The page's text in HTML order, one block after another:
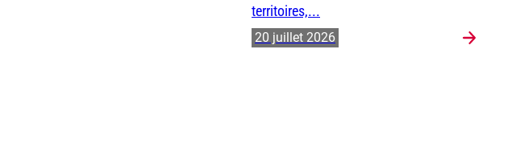
territoires,...
20 juillet 2026